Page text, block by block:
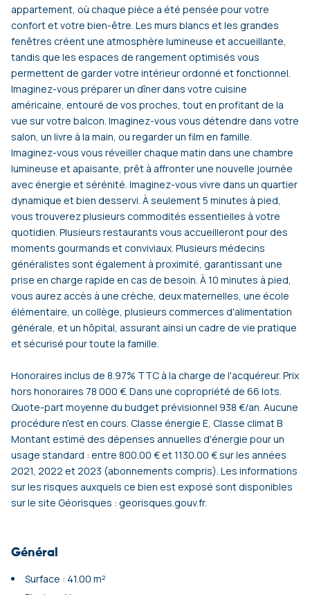
appartement, où chaque pièce a été pensée pour votre
confort et votre bien-être. Les murs blancs et les grandes
fenêtres créent une atmosphère lumineuse et accueillante,
tandis que les espaces de rangement optimisés vous
permettent de garder votre intérieur ordonné et fonctionnel.
Imaginez-vous préparer un dîner dans votre cuisine
américaine, entouré de vos proches, tout en profitant de la
vue sur votre balcon. Imaginez-vous vous détendre dans votre
salon, un livre à la main, ou regarder un film en famille.
Imaginez-vous vous réveiller chaque matin dans une chambre
lumineuse et apaisante, prêt à affronter une nouvelle journée
avec énergie et sérénité. Imaginez-vous vivre dans un quartier
dynamique et bien desservi. À seulement 5 minutes à pied,
vous trouverez plusieurs commodités essentielles à votre
quotidien. Plusieurs restaurants vous accueilleront pour des
moments gourmands et conviviaux. Plusieurs médecins
généralistes sont également à proximité, garantissant une
prise en charge rapide en cas de besoin. À 10 minutes à pied,
vous aurez accès à une crèche, deux maternelles, une école
élémentaire, un collège, plusieurs commerces d'alimentation
générale, et un hôpital, assurant ainsi un cadre de vie pratique
et sécurisé pour toute la famille.
Honoraires inclus de 8.97% TTC à la charge de l'acquéreur. Prix
hors honoraires 78 000 €. Dans une copropriété de 66 lots.
Quote-part moyenne du budget prévisionnel 938 €/an. Aucune
procédure n'est en cours. Classe énergie E, Classe climat B
Montant estimé des dépenses annuelles d'énergie pour un
usage standard : entre 800.00 € et 1130.00 € sur les années
2021, 2022 et 2023 (abonnements compris). Les informations
sur les risques auxquels ce bien est exposé sont disponibles
sur le site Géorisques : georisques.gouv.fr.
Général
Surface : 41.00 m²